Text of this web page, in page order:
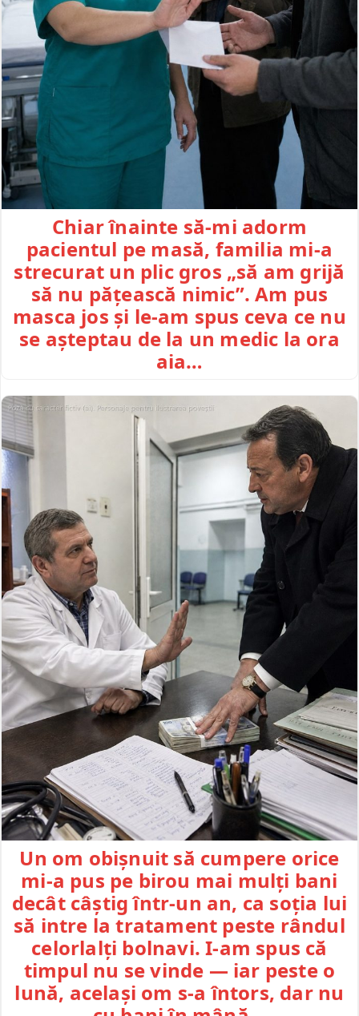
Chiar înainte să-mi adorm
pacientul pe masă, familia mi-a
strecurat un plic gros „să am grijă
să nu pățească nimic”. Am pus
masca jos și le-am spus ceva ce nu
se așteptau de la un medic la ora
aia…
Un om obișnuit să cumpere orice
mi-a pus pe birou mai mulți bani
decât câștig într-un an, ca soția lui
să intre la tratament peste rândul
celorlalți bolnavi. I-am spus că
timpul nu se vinde — iar peste o
lună, același om s-a întors, dar nu